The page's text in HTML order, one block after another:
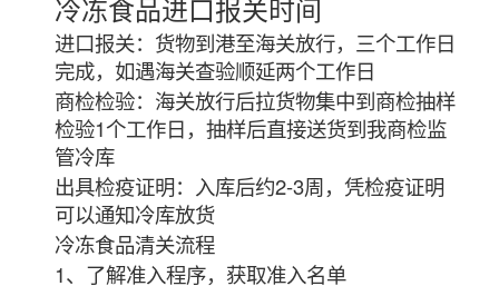
冷冻食品进口报关时间
进口报关：货物到港至海关放行，三个工作日
完成，如遇海关查验顺延两个工作日
商检检验：海关放行后拉货物集中到商检抽样
检验1个工作日，抽样后直接送货到我商检监
管冷库
出具检疫证明：入库后约2-3周，凭检疫证明
可以通知冷库放货
冷冻食品清关流程
1、了解准入程序，获取准入名单